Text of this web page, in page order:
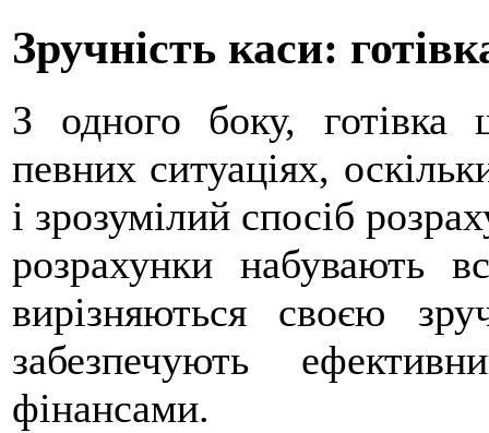
Зручність каси:
З одного боку, готівка
певних ситуаціях,
і зрозумілий спосіб
розрахунки набувають
вирізняються своєю
забезпечують
фінансами.